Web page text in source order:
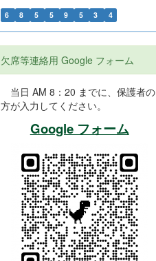
6 8 5 5 9 5 3 4
欠席等連絡用 Google フォーム
当日 AM 8：20 までに、保護者の
方が入力してください。
Google フォーム